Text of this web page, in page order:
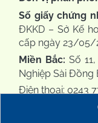
Số giấy chứng
ĐKKD – Sở Kế
cấp ngày 23/05/
Miền Bắc: Số
Nghiệp Sài Đồng
Điện thoại: 0243
Fax: 0243 7761